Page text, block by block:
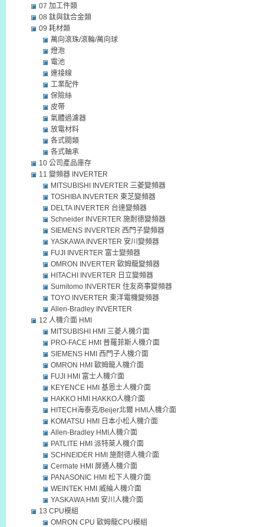
07 加工件類
08 鈦與鈦合金類
09 耗材類
萬向滾珠/滾輪/萬向球
燈泡
電池
連接線
工業配件
保險絲
皮帶
氣體過濾器
放電材料
各式閥類
各式軸承
10 公司產品庫存
11 變頻器 INVERTER
MITSUBISHI INVERTER 三菱變頻器
TOSHIBA INVERTER 東芝變頻器
DELTA INVERTER 台達變頻器
Schneider INVERTER 施耐德變頻器
SIEMENS INVERTER 西門子變頻器
YASKAWA INVERTER 安川變頻器
FUJI INVERTER 富士變頻器
OMRON INVERTER 歐姆龍變頻器
HITACHI INVERTER 日立變頻器
Sumitomo INVERTER 住友商事變頻器
TOYO INVERTER 東洋電機變頻器
Allen-Bradley INVERTER
12 人機介面 HMI
MITSUBISHI HMI 三菱人機介面
PRO-FACE HMI 普羅菲斯人機介面
SIEMENS HMI 西門子人機介面
OMRON HMI 歐姆龍人機介面
FUJI HMI 富士人機介面
KEYENCE HMI 基恩士人機介面
HAKKO HMI HAKKO人機介面
HITECH海泰克/Beijer北爾 HMI人機介面
KOMATSU HMI 日本小松人機介面
Allen-Bradley HMI人機介面
PATLITE HMI 派特萊人機介面
SCHNEIDER HMI 施耐德人機介面
Cermate HMI 屏通人機介面
PANASONIC HMI 松下人機介面
WEINTEK HMI 威綸人機介面
YASKAWA HMI 安川人機介面
13 CPU模組
OMRON CPU 歐姆龍CPU模組